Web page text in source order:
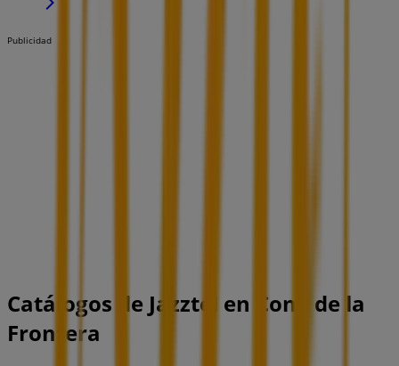
Publicidad
Catálogos de Jazztel en Conil de la
Frontera